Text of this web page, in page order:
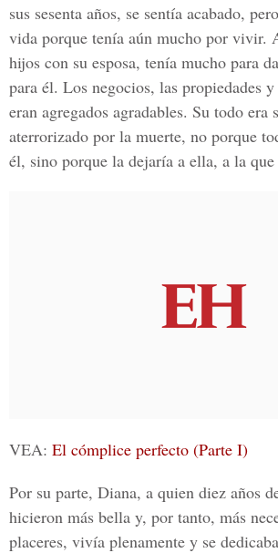
sus sesenta años, se sentía acabado,
vida porque tenía aún mucho por vivir.
hijos con su esposa, tenía mucho para
para él. Los negocios, las propiedades
eran agregados agradables. Su todo
aterrorizado por la muerte, no porque
él, sino porque la dejaría a ella, a la que
VEA: El cómplice perfecto (Parte I)
Por su parte, Diana, a quien diez años
hicieron más bella y, por tanto, más
placeres, vivía plenamente y se